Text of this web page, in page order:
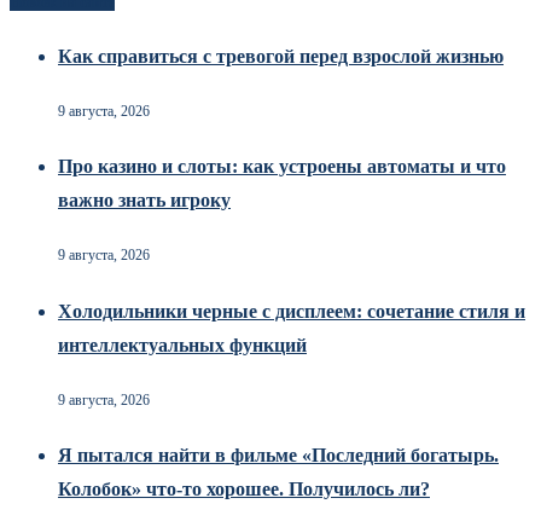
Как справиться с тревогой перед взрослой жизнью
9 августа, 2026
Про казино и слоты: как устроены автоматы и что
важно знать игроку
9 августа, 2026
Холодильники черные с дисплеем: сочетание стиля и
интеллектуальных функций
9 августа, 2026
Я пытался найти в фильме «Последний богатырь.
Колобок» что-то хорошее. Получилось ли?